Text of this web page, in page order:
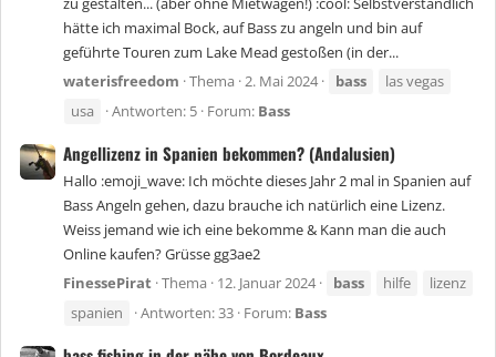
hätte ich maximal Bock, auf Bass zu angeln und bin auf
geführte Touren zum Lake Mead gestoßen (in der...
waterisfreedom Thema 2. Mai 2024 bass
las vegas
usa
Antworten: 5 Forum: Bass
Angellizenz in Spanien bekommen? (Andalusien)
Hallo :emoji_wave: Ich möchte dieses Jahr 2 mal in Spanien auf
Bass Angeln gehen, dazu brauche ich natürlich eine Lizenz.
Weiss jemand wie ich eine bekomme & Kann man die auch
Online kaufen? Grüsse gg3ae2
FinessePirat Thema 12. Januar 2024 bass hilfe
lizenz
spanien
Antworten: 33 Forum: Bass